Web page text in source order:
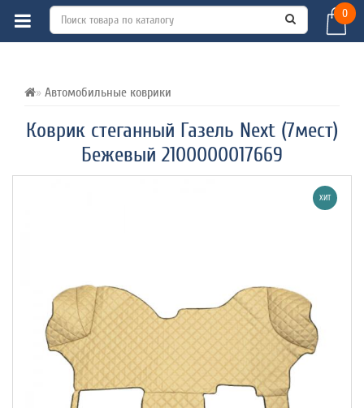
0
Автомобильные коврики
Коврик стеганный Газель Next (7мест)
Бежевый 2100000017669
ВСЕ О ТОВАРЕ ХАРАКТЕРИСТИКИ
ХИТ